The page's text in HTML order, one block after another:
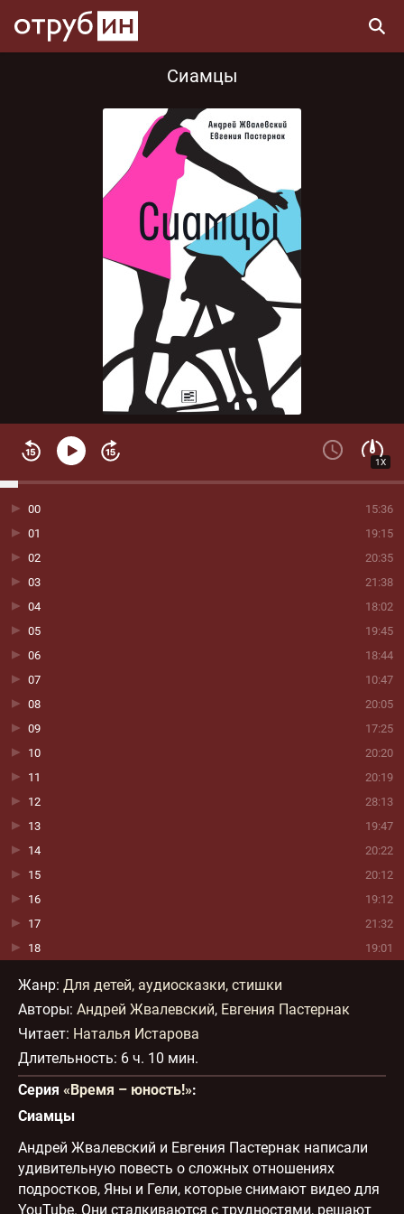
Сиамцы
1X
15:36
00
19:15
01
20:35
02
21:38
03
18:02
04
19:45
05
18:44
06
10:47
07
20:05
08
17:25
09
20:20
10
20:19
11
28:13
12
19:47
13
20:22
14
20:12
15
19:12
16
21:32
17
19:01
18
Жанр: Для детей, аудиосказки, стишки
Авторы: Андрей Жвалевский, Евгения Пастернак
Читает: Наталья Истарова
Длительность: 6 ч. 10 мин.
Серия «Время – юность!»:
Сиамцы
Андрей Жвалевский и Евгения Пастернак написали
удивительную повесть о сложных отношениях
подростков, Яны и Гели, которые снимают видео для
YouTube. Они сталкиваются с трудностями, решают